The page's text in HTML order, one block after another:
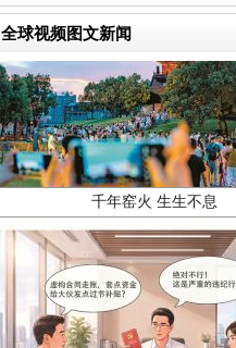
全球视频图文新闻
千年窑火 生生不息